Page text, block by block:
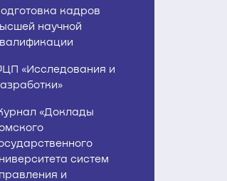
кадров
научной
«Исследования и
«Доклады
систем
и